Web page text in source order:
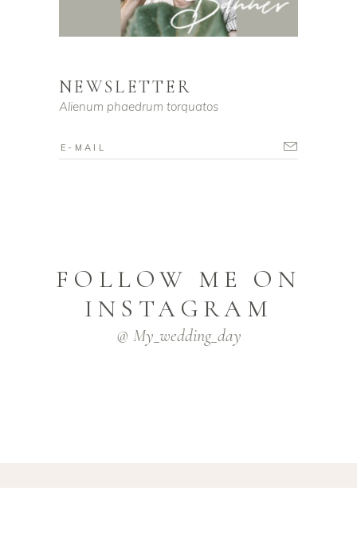
NEWSLETTER
Alienum phaedrum torquatos
FOLLOW ME ON
INSTAGRAM
@ My_wedding_day